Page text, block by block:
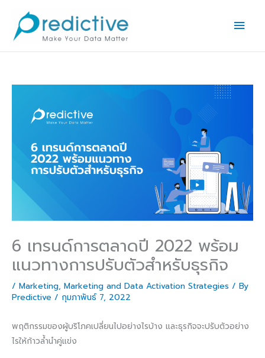
content
6 เทรนด์การตลาดปี 2022 พร้อม
แนวทางการปรับตัวสำหรับธุรกิจ
/ Marketing, Marketing and Data Activation Strategies / By
Predictive / กุมภาพันธ์ 7, 2022
พฤติกรรมของผู้บริโภคเปลี่ยนไปอย่างไรบ้าง และธุรกิจจะปรับตัวอย่าง
ไรให้ก้าวล้ำนำคู่แข่ง